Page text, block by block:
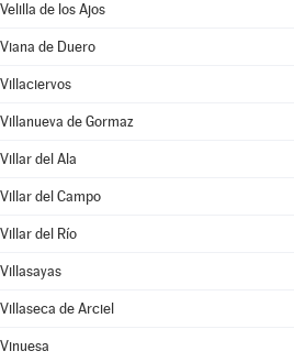
Velilla de los Ajos
Viana de Duero
Villaciervos
Villanueva de Gormaz
Villar del Ala
Villar del Campo
Villar del Río
Villasayas
Villaseca de Arciel
Vinuesa